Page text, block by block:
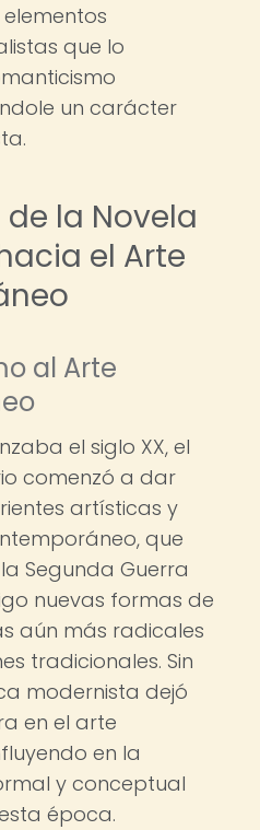
que lo
un carácter
de la Novela
el Arte
al Arte
el siglo XX, el
comenzó a dar
artísticas y
que
Segunda Guerra
nuevas formas de
aún más radicales
tradicionales. Sin
modernista dejó
en el arte
en la
y conceptual
época.